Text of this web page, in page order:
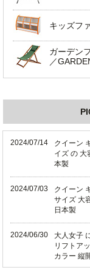
キッズフ
ガーデン
／
2024/07/14
クイーン
イズ の 大
本製
2024/07/03
クイーン
サイズ 大
日本製
2024/06/30
大人女子
リフトア
カラー 縦